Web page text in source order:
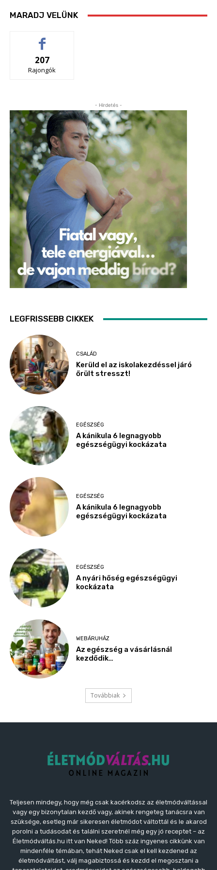
MARADJ VELÜNK
207
Rajongók
- Hirdetés -
LEGFRISSEBB CIKKEK
CSALÁD
Kerüld el az iskolakezdéssel járó
őrült stresszt!
EGÉSZSÉG
A kánikula 6 legnagyobb
egészségügyi kockázata
EGÉSZSÉG
A kánikula 6 legnagyobb
egészségügyi kockázata
EGÉSZSÉG
A nyári hőség egészségügyi
kockázata
WEBÁRUHÁZ
Az egészség a vásárlásnál
kezdődik…
Továbbiak
Teljesen mindegy, hogy még csak kacérkodsz az életmódváltással
vagy egy bizonytalan kezdő vagy, akinek rengeteg tanácsra van
szüksége, esetleg már sikeresen életmódot váltottál és le akarod
porolni a tudásodat és találni szeretnél még egy jó receptet – az
Életmódváltás.hu itt van Neked! Több száz ingyenes cikkünk van
mindenféle témában, tehát Neked csak el kell kezdened az
életmódváltást, válj magabiztossá és kezdd el megosztani a